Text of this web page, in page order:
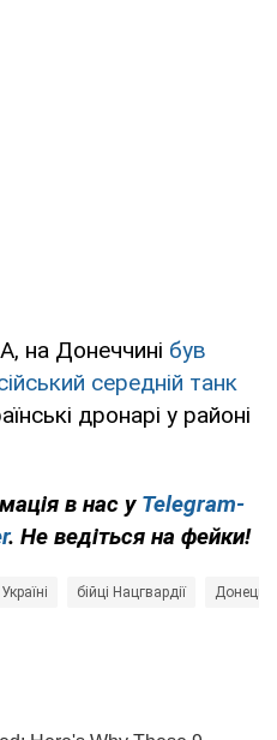
на Донеччині був
середній танк
дронарі у районі
в нас у Telegram-
. Не ведіться на фейки!
бійці Нацгвардії